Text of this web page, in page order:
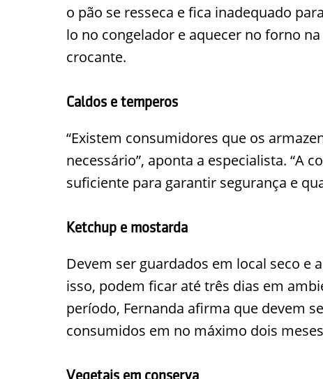
o pão se resseca e fica inadequado
lo no congelador e aquecer no forno
crocante.
Caldos e temperos
“Existem consumidores que os
necessário”, aponta a especialista. “A
suficiente para garantir segurança e
Ketchup e mostarda
Devem ser guardados em local seco e
isso, podem ficar até três dias em
período, Fernanda afirma que devem
consumidos em no máximo dois
Vegetais em conserva